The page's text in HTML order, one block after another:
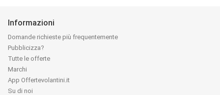
Informazioni
Domande richieste più frequentemente
Pubblicizza?
Tutte le offerte
Marchi
App Offertevolantini.it
Su di noi